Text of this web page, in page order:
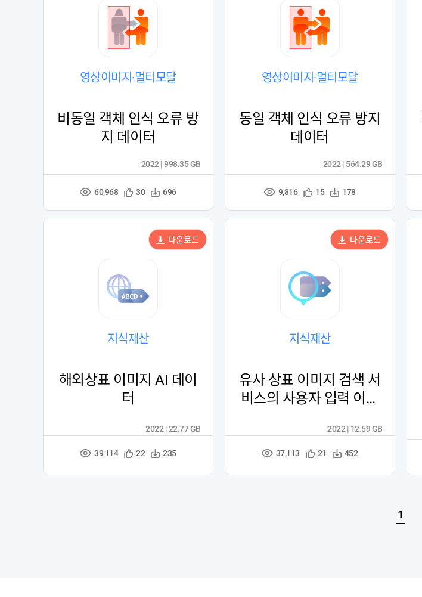
영상이미지·멀티모달
비동일 객체 인식 오류 방
지 데이터
조
수
60,968
관
등
록
30
다
수
696
2022 | 998.35 GB
영상이미지·멀티모달
동일 객체 인식 오류 방지
데이터
조
수
9,816
관
등
록
15
다
수
178
2022 | 564.29 GB
지식재산
해외상표 이미지 AI 데이
터
조 39,114
관
록
22
다 235
2022 | 22.77 GB
다운로드
지식재산
유사 상표 이미지 검색 서
비스의 사용자 입력 이미
조 37,113
관
록
21
다 452
2022 | 12.59 GB
다운로드
1